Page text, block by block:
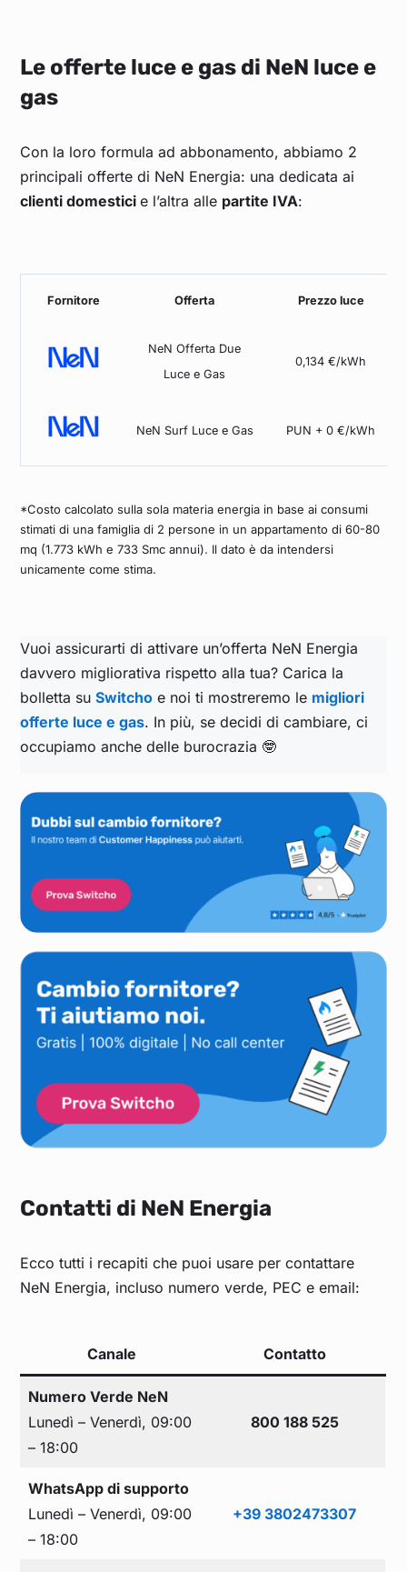
Le offerte luce e gas di NeN luce e
gas
Con la loro formula ad abbonamento, abbiamo 2
principali offerte di NeN Energia: una dedicata ai
clienti domesticie l’altra alle partite IVA:
Fornitore Offerta Prezzo luce
NeN Offerta Due
Luce e Gas
0,134 €/kWh
NeN Surf Luce e Gas PUN + 0 €/kWh
*Costo calcolato sulla sola materia energia in base ai consumi
stimati di una famiglia di 2 persone in un appartamento di 60-80
mq (1.773 kWh e 733 Smc annui). Il dato è da intendersi
unicamente come stima.
Vuoi assicurarti di attivare un’offerta NeN Energia
davvero migliorativa rispetto alla tua? Carica la
bolletta suSwitcho e noi ti mostreremo le migliori
offerte luce e gas. In più, se decidi di cambiare, ci
occupiamo anche delle burocrazia 🤓
Contatti di NeN Energia
Ecco tutti i recapiti che puoi usare per contattare
NeN Energia, incluso numero verde, PEC e email:
Canale Contatto
Numero Verde NeN
Lunedì – Venerdì, 09:00
– 18:00
800 188 525
WhatsApp di supporto
Lunedì – Venerdì, 09:00
– 18:00
+39 3802473307